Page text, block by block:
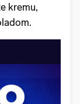
kremu,